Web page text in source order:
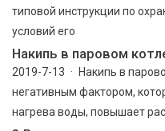
типовой инструкции по
условий его
Накипь в паровом
2019-7-13 · Накипь в
негативным фактором,
нагрева воды, повышает